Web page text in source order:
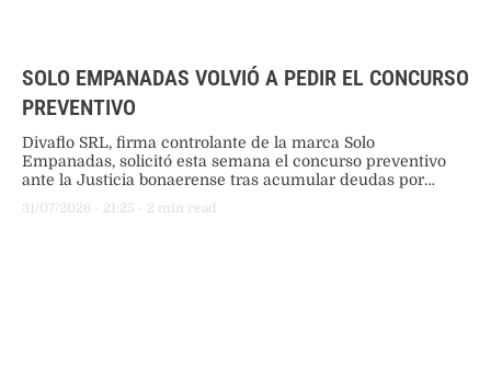
SOLO EMPANADAS VOLVIÓ A PEDIR EL CONCURSO
PREVENTIVO
Divaflo SRL, firma controlante de la marca Solo
Empanadas, solicitó esta semana el concurso preventivo
ante la Justicia bonaerense tras acumular deudas por
$5.300 millones, buscando reestructurar sus pasivos para
evitar la quiebra del grupo.
31/07/2026 - 21:25 - 2 min read